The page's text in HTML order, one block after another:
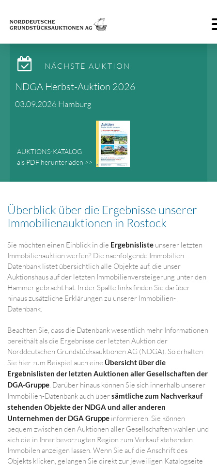
NÄCHSTE AUKTION
NDGA Herbst-Auktion 2026
03.09.2026 Hamburg
AUKTIONS-KATALOG
als PDF herunterladen >>
Überblick über die Ergebnisse unserer
Immobilienauktionen in Rostock
Sie möchten einen Einblick in die Ergebnisliste unserer letzten
Immobilienauktion werfen? Die nachfolgende Immobilien-
Datenbank listet übersichtlich alle Objekte auf, die unser
Auktionshaus auf der letzten Immobilienversteigerung unter den
Hammer gebracht hat. In der Spalte links finden Sie darüber
hinaus zusätzliche Erklärungen zu unserer Immobilien-
Datenbank.
Beachten Sie, dass die Datenbank wesentlich mehr Informationen
bereithält als die Ergebnisse der letzten Auktion der
Norddeutschen Grundstücksauktionen AG (NDGA). So erhalten
Sie hier zum Beispiel auch eine Übersicht über die
Ergebnislisten der letzten Auktionen aller Gesellschaften der
DGA-Gruppe. Darüber hinaus können Sie sich innerhalb unserer
Immobilien-Datenbank auch übersämtliche zum Nachverkauf
stehenden Objekte der NDGA und aller anderen
Unternehmen der DGA Gruppe informieren. Sie können
bequem zwischen den Auktionen aller Gesellschaften wählen und
sich die in Ihrer bevorzugten Region zum Verkauf stehenden
Immobilen anzeigen lassen. Wenn Sie auf die Anschrift des
Objekts klicken, gelangen Sie direkt zur jeweiligen Katalogseite